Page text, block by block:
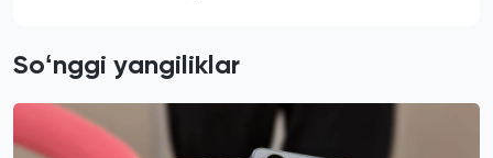
Soʻnggi yangiliklar